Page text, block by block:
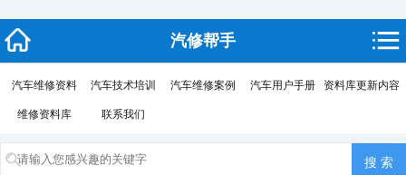
汽修帮手
汽车维修资料 汽车技术培训 汽车维修案例 汽车用户手册 资料库更新内容
维修资料库 联系我们